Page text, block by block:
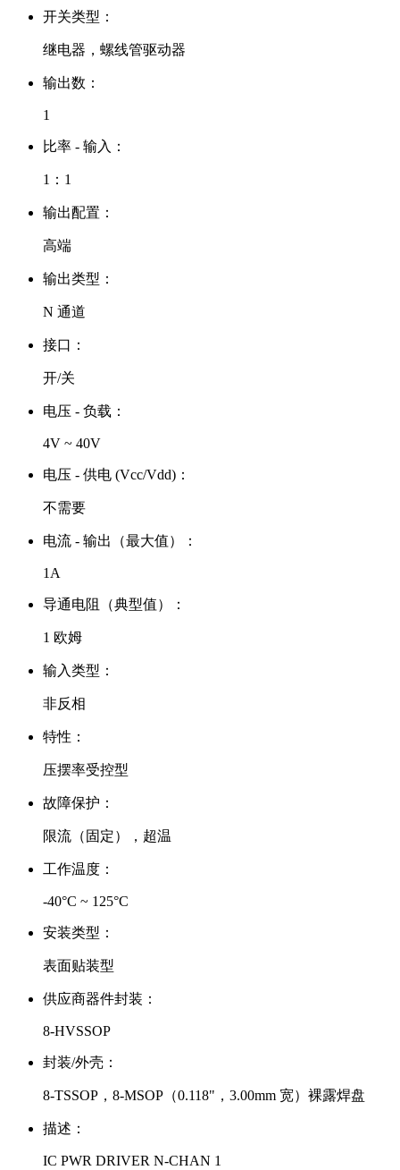
开关类型：
继电器，螺线管驱动器
输出数：
1
比率 - 输入：
1：1
输出配置：
高端
输出类型：
N 通道
接口：
开/关
电压 - 负载：
4V ~ 40V
电压 - 供电 (Vcc/Vdd)：
不需要
电流 - 输出（最大值）：
1A
导通电阻（典型值）：
1 欧姆
输入类型：
非反相
特性：
压摆率受控型
故障保护：
限流（固定），超温
工作温度：
-40°C ~ 125°C
安装类型：
表面贴装型
供应商器件封装：
8-HVSSOP
封装/外壳：
8-TSSOP，8-MSOP（0.118"，3.00mm 宽）裸露焊盘
描述：
IC PWR DRIVER N-CHAN 1